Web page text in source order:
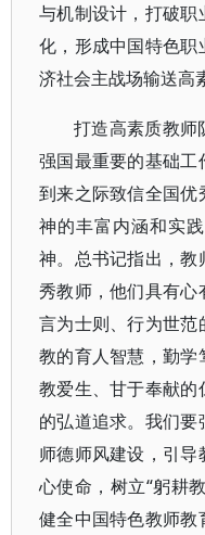
与机制设计，打破
化，形成中国特色
济社会主战场输送高
打造高素质教师
强国最重要的基础
到来之际致信全国
神的丰富内涵和实
神。总书记指出，
秀教师，他们具有心
言为士则、行为世
教的育人智慧，勤
教爱生、甘于奉献的
的弘道追求。我们
师德师风建设，引
心使命，树立“躬耕
健全中国特色教师